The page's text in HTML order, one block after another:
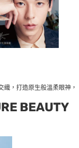
，打造原生般溫柔眼神，
BEAUTY